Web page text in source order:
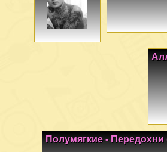
Полумягкие -